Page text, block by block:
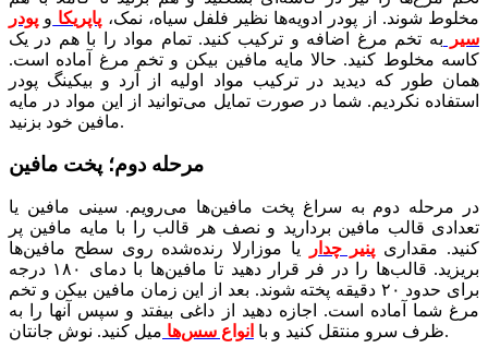
مخلوط شوند. از پودر ادویه‌ها نظیر فلفل سیاه، نمک، پاپریکا و پودر
سیر به تخم مرغ اضافه و ترکیب کنید. تمام مواد را با هم در یک
کاسه مخلوط کنید. حالا مایه مافین بیکن و تخم مرغ آماده است.
همان طور که دیدید در ترکیب مواد اولیه از آرد و بیکینگ پودر
استفاده نکردیم. شما در صورت تمایل می‌توانید از این مواد در مایه
مافین خود بزنید‌.
مرحله دوم؛ پخت مافین
در مرحله دوم به سراغ پخت مافین‌ها می‌رویم. سینی مافین یا
تعدادی قالب مافین بردارید و نصف هر قالب را با مایه مافین پر
کنید. مقداری پنیر چدار
یا موزارلا رنده‌شده روی سطح مافین‌ها
بریزید. قالب‌ها را در فر قرار دهید تا مافین‌ها با دمای ۱۸۰ درجه
برای حدود ۲۰ دقیقه پخته شوند. بعد از این زمان مافین بیکن و تخم
مرغ شما آماده است. اجازه دهید از داغی بیفتد و سپس آنها را به
ظرف سرو منتقل کنید و با انواع سس‌ها میل کنید. نوش جانتان.